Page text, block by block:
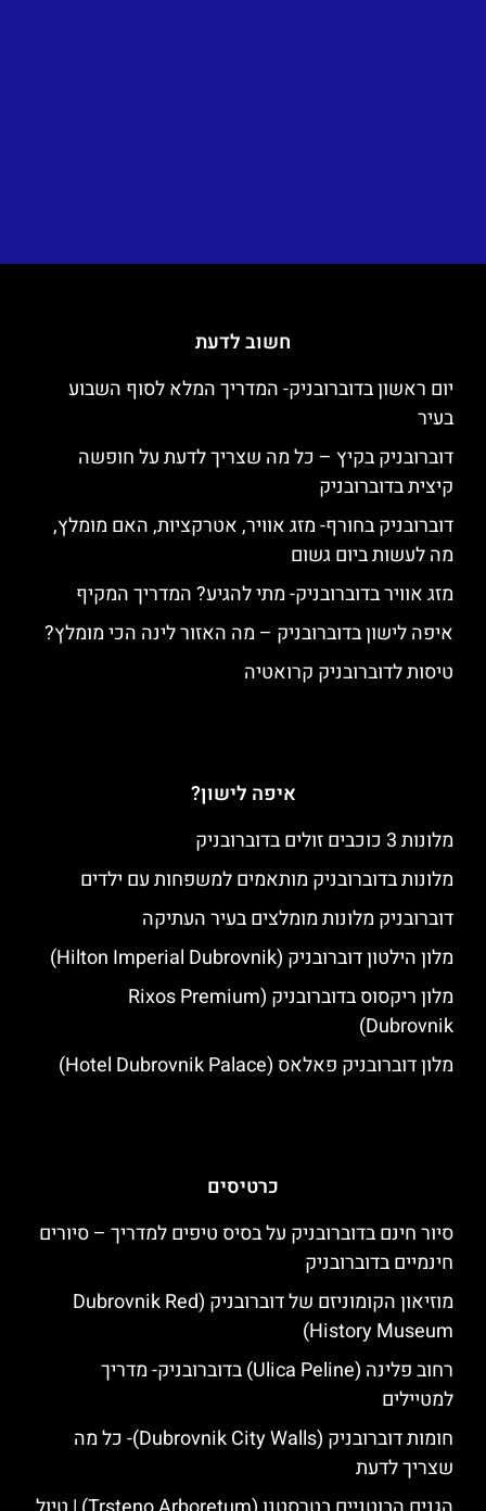
חשוב לדעת
יום ראשון בדוברובניק- המדריך המלא לסוף השבוע
בעיר
דוברובניק בקיץ – כל מה שצריך לדעת על חופשה
קיצית בדוברובניק
דוברובניק בחורף- מזג אוויר, אטרקציות, האם מומלץ,
מה לעשות ביום גשום
מזג אוויר בדוברובניק- מתי להגיע? המדריך המקיף
איפה לישון בדוברובניק – מה האזור לינה הכי מומלץ?
טיסות לדוברובניק קרואטיה
איפה לישון?
מלונות 3 כוכבים זולים בדוברובניק
מלונות בדוברובניק מותאמים למשפחות עם ילדים
דוברובניק מלונות מומלצים בעיר העתיקה
מלון הילטון דוברובניק (Hilton Imperial Dubrovnik)
מלון ריקסוס בדוברובניק (Rixos Premium
Dubrovnik)
מלון דוברובניק פאלאס (Hotel Dubrovnik Palace)
כרטיסים
סיור חינם בדוברובניק על בסיס טיפים למדריך – סיורים
חינמיים בדוברובניק
מוזיאון הקומוניזם של דוברובניק (Dubrovnik Red
History Museum)
רחוב פלינה (Ulica Peline) בדוברובניק- מדריך
למטיילים
חומות דוברובניק (Dubrovnik City Walls)- כל מה
שצריך לדעת